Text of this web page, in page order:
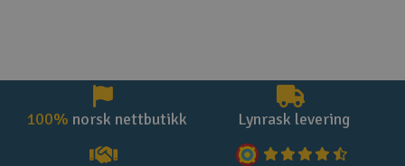
100% norsk nettbutikk Lynrask levering